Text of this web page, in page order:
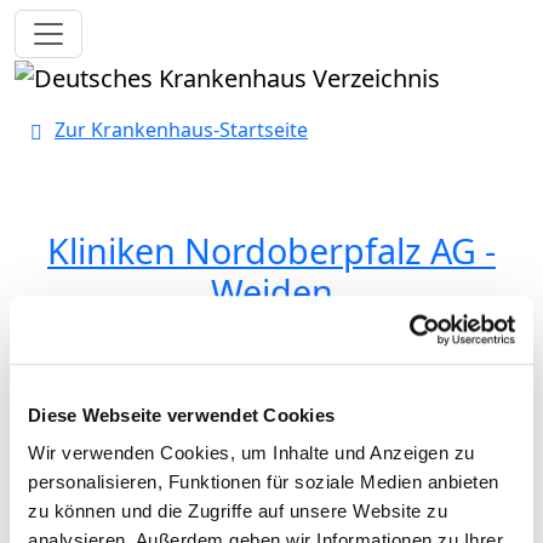
Diese Webseite verwendet Cookies
Wir verwenden Cookies, um Inhalte und Anzeigen zu
personalisieren, Funktionen für soziale Medien anbieten
zu können und die Zugriffe auf unsere Website zu
Toggle navigation
Zur Krankenhaus-Startseite
Kliniken Nordoberpfalz AG -
Weiden
Klinik für Urologie, Andrologie und
Kinderurologie,
Prostatakarzinomzentrum
Nordoberpfalz